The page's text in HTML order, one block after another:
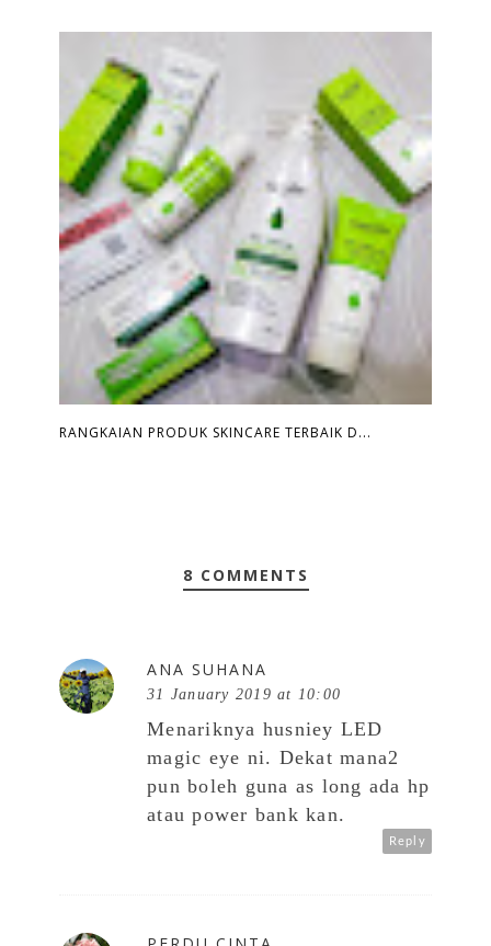
RANGKAIAN PRODUK SKINCARE TERBAIK D...
8 COMMENTS
ANA SUHANA
31 January 2019 at 10:00
Menariknya husniey LED
magic eye ni. Dekat mana2
pun boleh guna as long ada hp
atau power bank kan.
Reply